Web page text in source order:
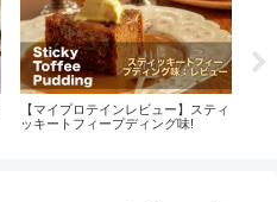
【マイプロテインレビュー】スティ
ッキートフィープディング味!